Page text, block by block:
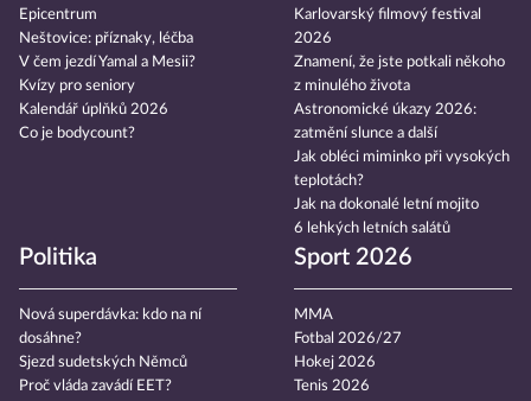
Epicentrum
Neštovice: příznaky, léčba
V čem jezdí Yamal a Mesii?
Kvízy pro seniory
Kalendář úplňků 2026
Co je bodycount?
Karlovarský filmový festival
2026
Znamení, že jste potkali někoho
z minulého života
Astronomické úkazy 2026:
zatmění slunce a další
Jak obléci miminko při vysokých
teplotách?
Jak na dokonalé letní mojito
6 lehkých letních salátů
Politika
Nová superdávka: kdo na ní
dosáhne?
Sjezd sudetských Němců
Proč vláda zavádí EET?
Sport 2026
MMA
Fotbal 2026/27
Hokej 2026
Tenis 2026